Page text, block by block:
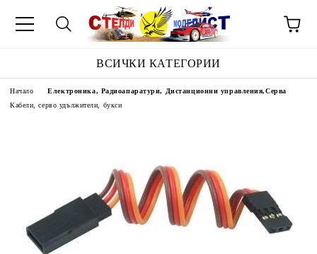
ВСИЧКИ КАТЕГОРИИ
Начало
Електроника, Радиоапаратури, Дистанционни управления,Серва
Кабели, серво удължители, букси